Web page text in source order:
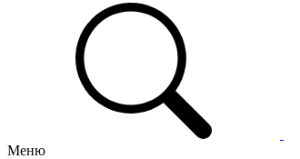
Меню